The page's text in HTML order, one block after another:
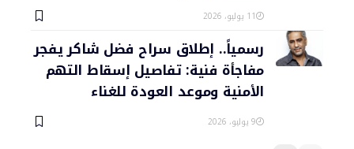
11 يوليو، 2026
رسمياً.. إطلاق سراح فضل شاكر يفجر
مفاجأة فنية: تفاصيل إسقاط التهم
الأمنية وموعد العودة للغناء
9 يوليو، 2026